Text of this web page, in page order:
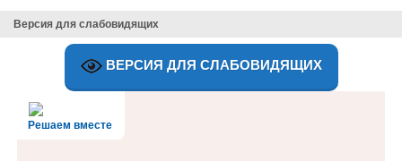
Версия для слабовидящих
ВЕРСИЯ ДЛЯ СЛАБОВИДЯЩИХ
Решаем вместе